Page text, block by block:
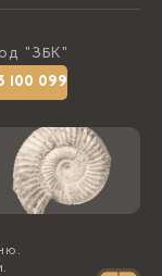
"ЗБК"
100 099